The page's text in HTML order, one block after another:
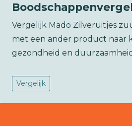
Vergelijk Mado Zilveruitjes
met een ander product naar
gezondheid en
Vergelijk